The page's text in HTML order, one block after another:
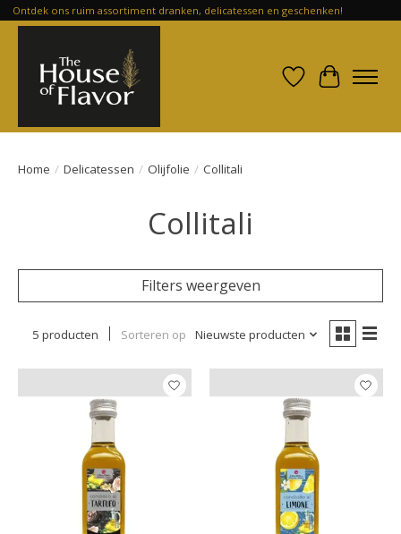
Ontdek ons ruim assortiment dranken, delicatessen en geschenken!
Verlanglijst
Home / Delicatessen / Olijfolie / Collitali
Collitali
Filters weergeven
5 producten Sorteren op Nieuwste producten